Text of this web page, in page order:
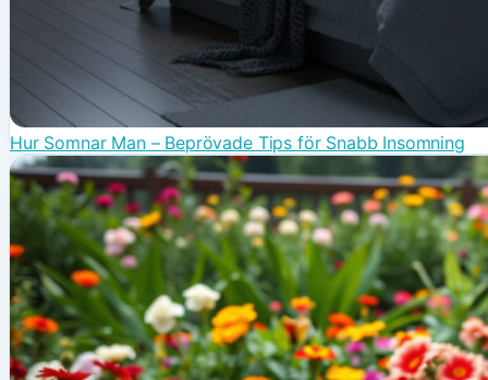
Hur Somnar Man – Beprövade Tips för Snabb Insomning